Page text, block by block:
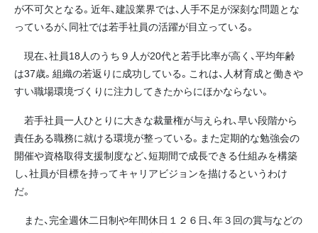
が不可欠となる。近年、建設業界では、人手不足が深刻な問題とな
っているが、同社では若手社員の活躍が目立っている。
現在、社員18人のうち９人が20代と若手比率が高く、平均年齢
は37歳。組織の若返りに成功している。これは、人材育成と働きや
すい職場環境づくりに注力してきたからにほかならない。
若手社員一人ひとりに大きな裁量権が与えられ、早い段階から
責任ある職務に就ける環境が整っている。また定期的な勉強会の
開催や資格取得支援制度など、短期間で成長できる仕組みを構築
し、社員が目標を持ってキャリアビジョンを描けるというわけ
だ。
また、完全週休二日制や年間休日１２６日、年３回の賞与などの